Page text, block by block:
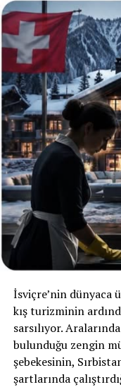
İsviçre’nin dünyaca
kış turizminin
sarsılıyor.
bulunduğu zengin
şebekesinin,
şartlarında